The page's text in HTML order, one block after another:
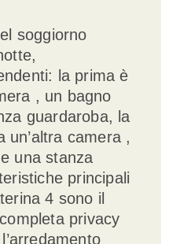
soggiorno
la prima è
, un bagno
guardaroba, la
un’altra camera ,
una stanza
principali
4 sono il
privacy